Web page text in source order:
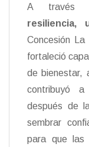
A través
resiliencia,
Concesión
fortaleció
de bienestar,
contribuyó
después de
sembrar
para que las